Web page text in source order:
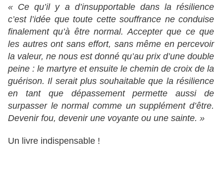
« Ce qu’il y a d’insupportable dans la résilience
c’est l’idée que toute cette souffrance ne conduise
finalement qu’à être normal. Accepter que ce que
les autres ont sans effort, sans même en percevoir
la valeur, ne nous est donné qu’au prix d’une double
peine : le martyre et ensuite le chemin de croix de la
guérison. Il serait plus souhaitable que la résilience
en tant que dépassement permette aussi de
surpasser le normal comme un supplément d’être.
Devenir fou, devenir une voyante ou une sainte. »
Un livre indispensable !